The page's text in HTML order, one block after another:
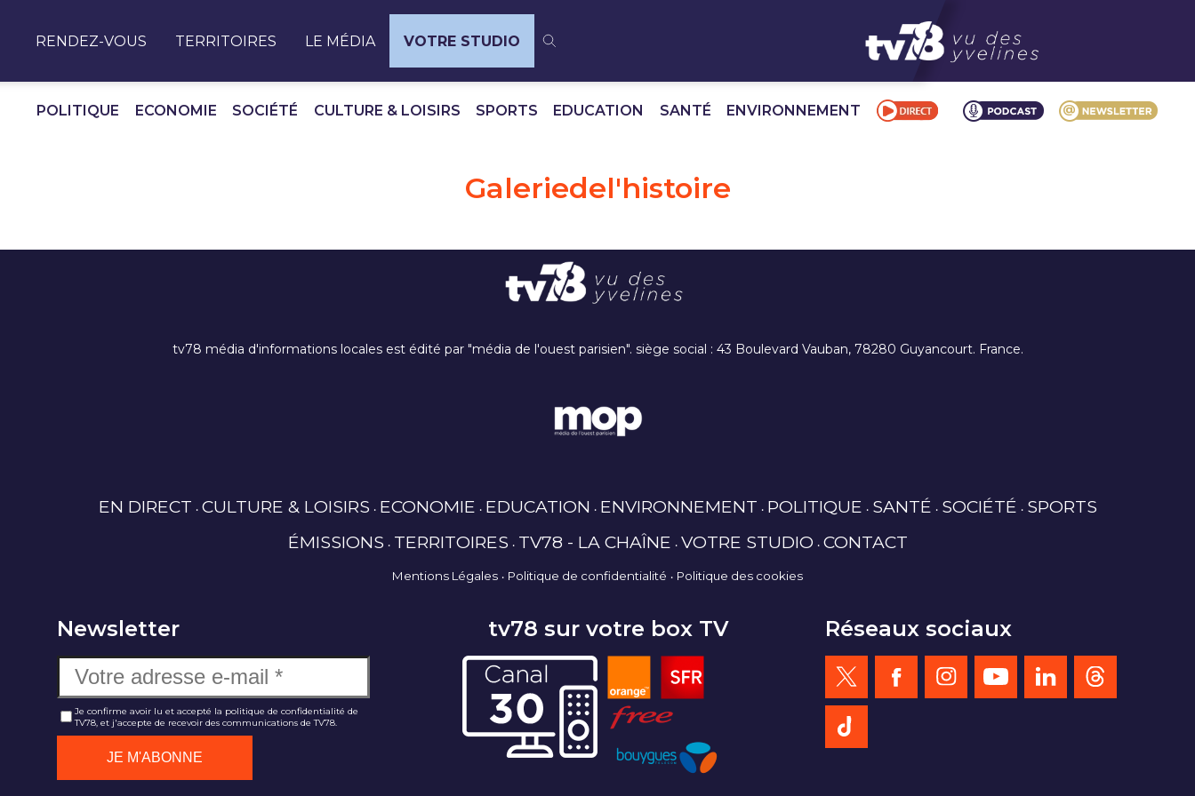
RENDEZ-VOUS TERRITOIRES LE MÉDIA VOTRE STUDIO
POLITIQUE ECONOMIE SOCIÉTÉ CULTURE & LOISIRS SPORTS EDUCATION SANTÉ ENVIRONNEMENT
Galeriedel'histoire
tv78 média d'informations locales est édité par "média de l'ouest parisien". siège social : 43 Boulevard Vauban, 78280 Guyancourt. France.
EN DIRECT CULTURE & LOISIRS ECONOMIE EDUCATION ENVIRONNEMENT POLITIQUE SANTÉ SOCIÉTÉ SPORTS
ÉMISSIONS TERRITOIRES TV78 - LA CHAÎNE VOTRE STUDIO CONTACT
Mentions Légales Politique de confidentialité Politique des cookies
Newsletter
Je confirme avoir lu et accepté la politique de confidentialité de
TV78, et j'accepte de recevoir des communications de TV78.
tv78 sur votre box TV Réseaux sociaux